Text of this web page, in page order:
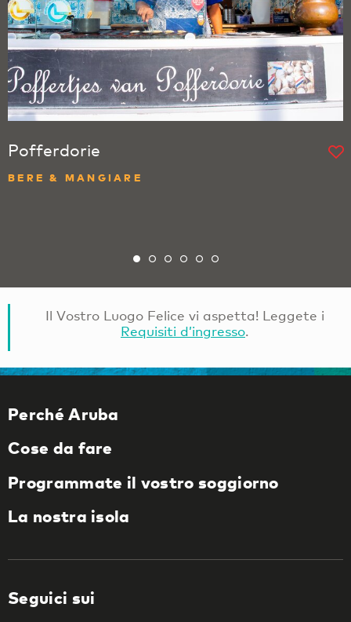
Pofferdorie
BERE & MANGIARE
Il Vostro Luogo Felice vi aspetta! Leggete i
Requisiti d’ingresso.
Perché Aruba
Cose da fare
Programmate il vostro soggiorno
La nostra isola
Seguici sui